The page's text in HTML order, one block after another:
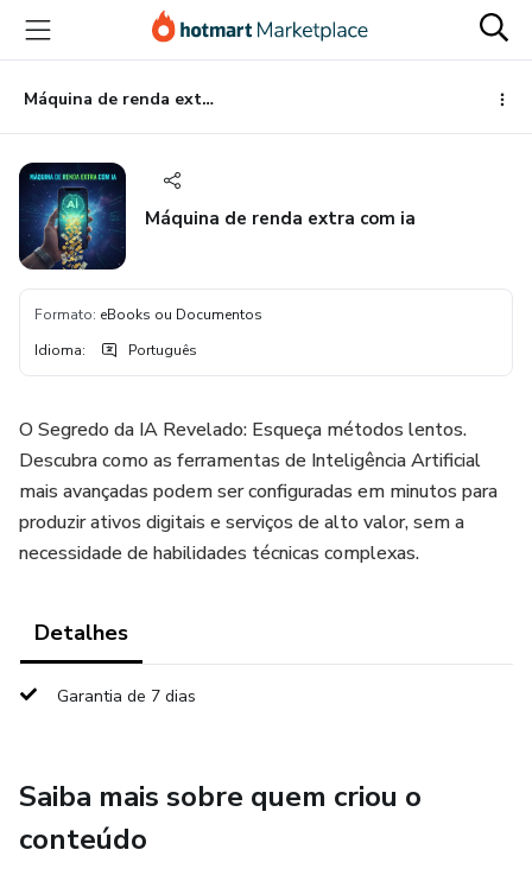
para
conteúdo
principal
para
pagamento
para
rodapé
Máquina de renda extra com ia
Máquina de renda extra com ia
Formato: eBooks ou Documentos
Idioma: Português
O Segredo da IA Revelado: Esqueça métodos lentos.
Descubra como as ferramentas de Inteligência Artificial
mais avançadas podem ser configuradas em minutos para
produzir ativos digitais e serviços de alto valor, sem a
necessidade de habilidades técnicas complexas.
Detalhes
Garantia de 7 dias
Saiba mais sobre quem criou o
conteúdo